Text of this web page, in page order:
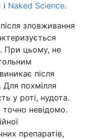
і Naked Science.
зловживання
При цьому, не
після
похмілля
у роті, нудота.
невідомо.
препаратів,